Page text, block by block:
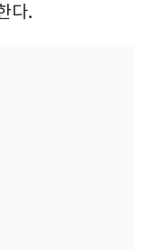
다.